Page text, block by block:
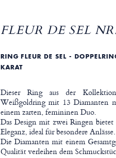
FLEUR DE SEL
RING FLEUR DE SEL -
ARAT
Dieser Ring aus der
Weißgoldring mit 13 Diamanten
einem zarten, femininen Duo.
Das Design mit zwei Ringen bietet
Eleganz, ideal für besondere Anlässe.
Die Diamanten mit einem
Qualität verleihen dem